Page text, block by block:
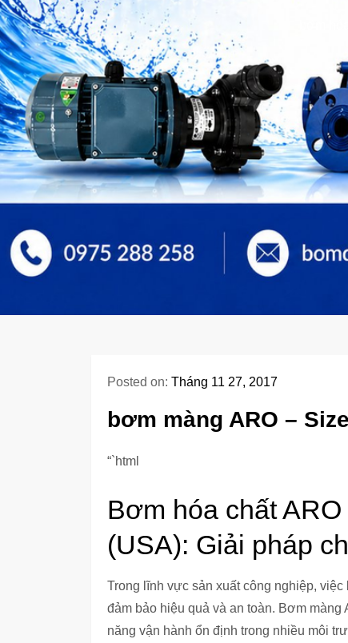
Posted on: Tháng 11 27, 2017
bơm màng ARO –
“`html
Bơm hóa chất
(USA): Giải pháp
Trong lĩnh vực sản xuất công nghiệp,
đảm bảo hiệu quả và an toàn. Bơm
năng vận hành ổn định trong nhiều môi